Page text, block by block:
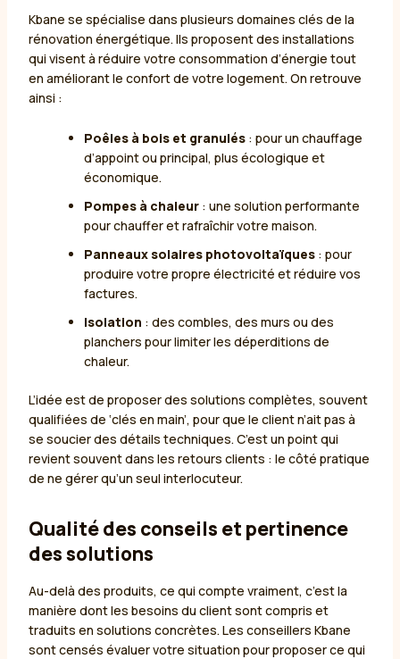
Kbane se spécialise dans plusieurs domaines clés de la
rénovation énergétique. Ils proposent des installations
qui visent à réduire votre consommation d’énergie tout
en améliorant le confort de votre logement. On retrouve
ainsi :
Poêles à bois et granulés: pour un chauffage
d’appoint ou principal, plus écologique et
économique.
Pompes à chaleur: une solution performante
pour chauffer et rafraîchir votre maison.
Panneaux solaires photovoltaïques: pour
produire votre propre électricité et réduire vos
factures.
Isolation : des combles, des murs ou des
planchers pour limiter les déperditions de
chaleur.
L’idée est de proposer des solutions complètes, souvent
qualifiées de ‘clés en main’, pour que le client n’ait pas à
se soucier des détails techniques. C’est un point qui
revient souvent dans les retours clients : le côté pratique
de ne gérer qu’un seul interlocuteur.
Qualité des conseils et pertinence
des solutions
Au-delà des produits, ce qui compte vraiment, c’est la
manière dont les besoins du client sont compris et
traduits en solutions concrètes. Les conseillers Kbane
sont censés évaluer votre situation pour proposer ce qui